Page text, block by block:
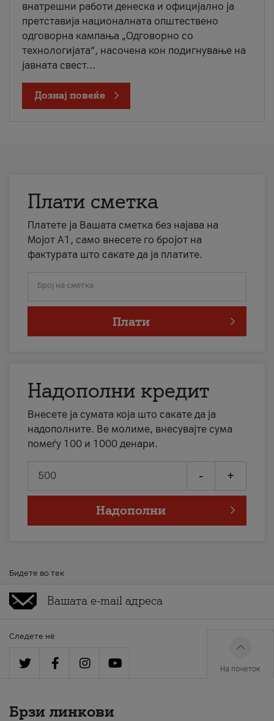
внатрешни работи денеска и официјално ја
претставија националната општествено
одговорна кампања „Одговорно со
технологијата“, насочена кон подигнување на
јавната свест...
Дознај повеќе
Плати сметка
Платете ја Вашата сметка без најава на
Мојот А1, само внесете го бројот на
фактурата што сакате да ја платите.
Број на сметка
Плати
Надополни кредит
Внесете ја сумата која што сакате да ја
надополните. Ве молиме, внесувајте сума
помеѓу 100 и 1000 денари.
- +
Надополни
Бидете во тек
Следете нè
На почеток
Брзи линкови